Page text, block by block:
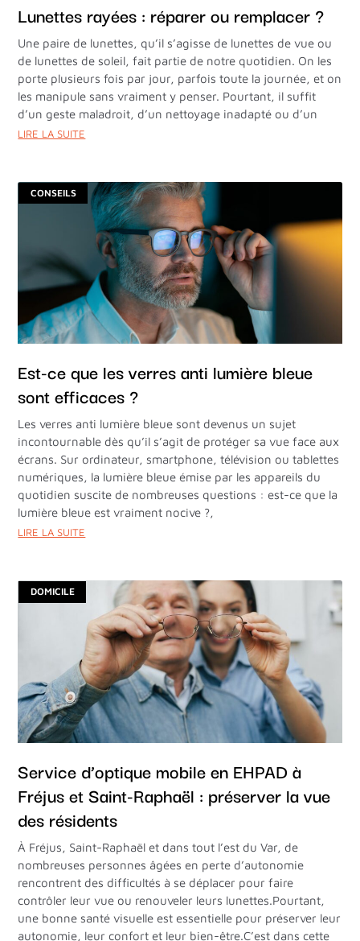
Lunettes rayées : réparer ou remplacer ?
Une paire de lunettes, qu’il s’agisse de lunettes de vue ou
de lunettes de soleil, fait partie de notre quotidien. On les
porte plusieurs fois par jour, parfois toute la journée, et on
les manipule sans vraiment y penser. Pourtant, il suffit
d’un geste maladroit, d’un nettoyage inadapté ou d’un
LIRE LA SUITE
CONSEILS
Est-ce que les verres anti lumière bleue
sont efficaces ?
Les verres anti lumière bleue sont devenus un sujet
incontournable dès qu’il s’agit de protéger sa vue face aux
écrans. Sur ordinateur, smartphone, télévision ou tablettes
numériques, la lumière bleue émise par les appareils du
quotidien suscite de nombreuses questions : est-ce que la
lumière bleue est vraiment nocive ?,
LIRE LA SUITE
DOMICILE
Service d’optique mobile en EHPAD à
Fréjus et Saint-Raphaël : préserver la vue
des résidents
À Fréjus, Saint-Raphaël et dans tout l’est du Var, de
nombreuses personnes âgées en perte d’autonomie
rencontrent des difficultés à se déplacer pour faire
contrôler leur vue ou renouveler leurs lunettes.Pourtant,
une bonne santé visuelle est essentielle pour préserver leur
autonomie, leur confort et leur bien-être.C’est dans cette